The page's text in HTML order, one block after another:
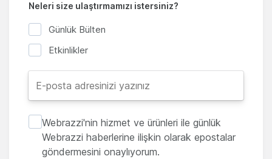
Neleri size ulaştırmamızı istersiniz?
Günlük Bülten
Etkinlikler
Webrazzi'nin hizmet ve ürünleri ile günlük
Webrazzi haberlerine ilişkin olarak epostalar
göndermesini onaylıyorum.